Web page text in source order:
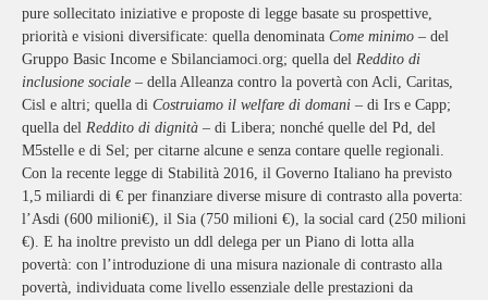
pure sollecitato iniziative e proposte di legge basate su prospettive,
priorità e visioni diversificate: quella denominata Come minimo – del
Gruppo Basic Income e Sbilanciamoci.org; quella del Reddito di
inclusione sociale – della Alleanza contro la povertà con Acli, Caritas,
Cisl e altri; quella di Costruiamo il welfare di domani – di Irs e Capp;
quella del Reddito di dignità – di Libera; nonché quelle del Pd, del
M5stelle e di Sel; per citarne alcune e senza contare quelle regionali.
Con la recente legge di Stabilità 2016, il Governo Italiano ha previsto
1,5 miliardi di € per finanziare diverse misure di contrasto alla poverta:
l’Asdi (600 milioni€), il Sia (750 milioni €), la social card (250 milioni
€). E ha inoltre previsto un ddl delega per un Piano di lotta alla
povertà: con l’introduzione di una misura nazionale di contrasto alla
povertà, individuata come livello essenziale delle prestazioni da